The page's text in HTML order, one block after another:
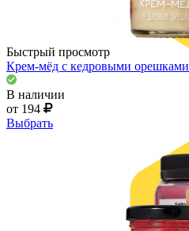
Быстрый просмотр
Крем-мёд с кедровыми орешками
В наличии
от 194
Выбрать